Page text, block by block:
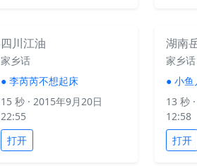
四川江油
家乡话
● 李芮芮不想起床
15 秒 · 2015年9月20日
22:55
打开
湖南
家乡话
● 小鱼
13 秒
12:58
打开